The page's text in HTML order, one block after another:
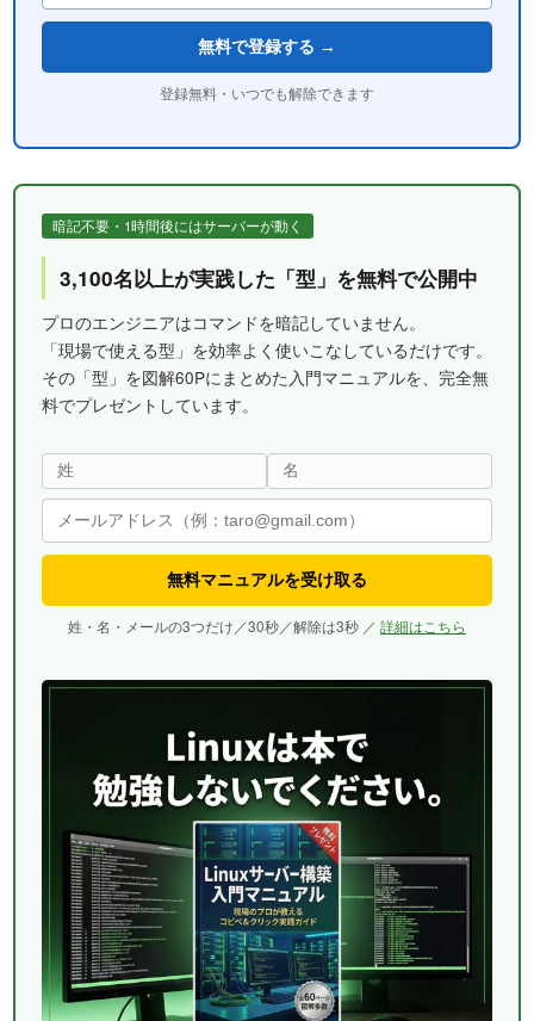
無料で登録する →
登録無料・いつでも解除できます
暗記不要・1時間後にはサーバーが動く
3,100名以上が実践した「型」を無料で公開中
プロのエンジニアはコマンドを暗記していません。
「現場で使える型」を効率よく使いこなしているだけです。
その「型」を図解60Pにまとめた入門マニュアルを、完全無
料でプレゼントしています。
無料マニュアルを受け取る
姓・名・メールの3つだけ／30秒／解除は3秒 ／ 詳細はこちら